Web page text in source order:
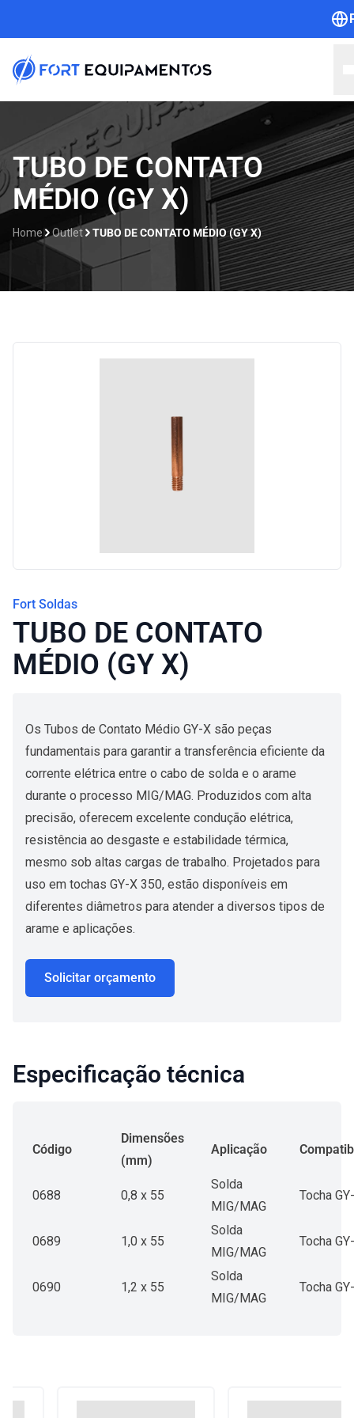
Home
Sobre nós
Linhas
Catálogos
TUBO DE CONTATO
MÉDIO (GY X)
Home Outlet TUBO DE CONTATO MÉDIO (GY X)
Fort Soldas
TUBO DE CONTATO
MÉDIO (GY X)
Os Tubos de Contato Médio GY-X são peças
fundamentais para garantir a transferência eficiente da
corrente elétrica entre o cabo de solda e o arame
durante o processo MIG/MAG. Produzidos com alta
precisão, oferecem excelente condução elétrica,
resistência ao desgaste e estabilidade térmica,
mesmo sob altas cargas de trabalho. Projetados para
uso em tochas GY-X 350, estão disponíveis em
diferentes diâmetros para atender a diversos tipos de
arame e aplicações.
Solicitar orçamento
Especificação técnica
Código
Dimensões
(mm)
Aplicação
0688 0,8 x 55
Solda
MIG/MAG
Tocha
0689 1,0 x 55
Solda
MIG/MAG
Tocha
0690 1,2 x 55
Solda
MIG/MAG
Tocha